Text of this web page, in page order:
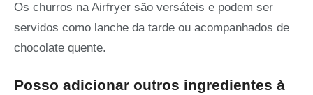
Os churros na Airfryer são versáteis e podem ser
servidos como lanche da tarde ou acompanhados de
chocolate quente.
Posso adicionar outros ingredientes à